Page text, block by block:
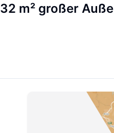
32 m² großer